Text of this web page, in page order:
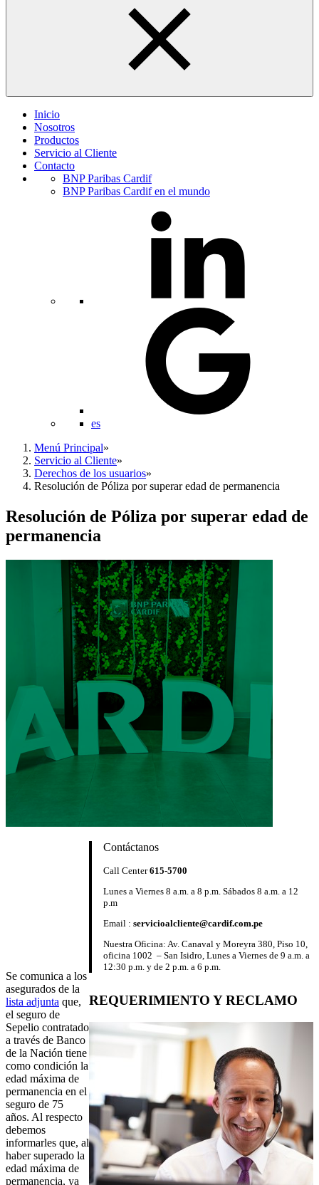
Inicio
Nosotros
Productos
Servicio al Cliente
Contacto
BNP Paribas Cardif
BNP Paribas Cardif en el mundo
es
Menú Principal»
Servicio al Cliente»
Derechos de los usuarios»
Resolución de Póliza por superar edad de permanencia
Resolución de Póliza por superar edad de
permanencia
Se comunica a los
asegurados de la
lista adjunta que,
el seguro de
Sepelio contratado
a través de Banco
de la Nación tiene
como condición la
edad máxima de
permanencia en el
seguro de 75
años. Al respecto
debemos
informarles que, al
haber superado la
edad máxima de
permanencia, ya
Contáctanos
Call Center615-5700
Lunes a Viernes 8 a.m. a 8 p.m. Sábados 8 a.m. a 12
p.m
Email : servicioalcliente@cardif.com.pe
Nuestra Oficina: Av. Canaval y Moreyra 380, Piso 10,
oficina 1002 – San Isidro, Lunes a Viernes de 9 a.m. a
12:30 p.m. y de 2 p.m. a 6 p.m.
REQUERIMIENTO Y RECLAMO